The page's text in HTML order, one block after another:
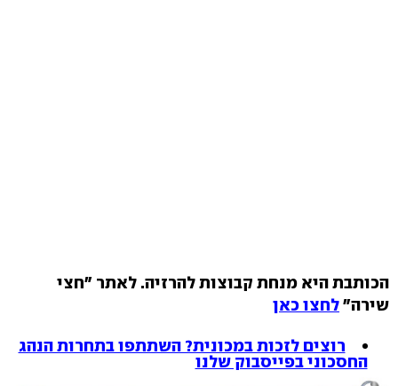
הכותבת היא מנחת קבוצות להרזיה. לאתר "חצי
שירה"לחצו כאן
רוצים לזכות במכונית? השתתפו בתחרות הנהג
החסכוני בפייסבוק שלנו